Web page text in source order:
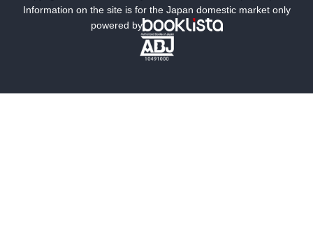
ミステリー SF
文学
Information on the site is for the Japan domestic market only
powered by